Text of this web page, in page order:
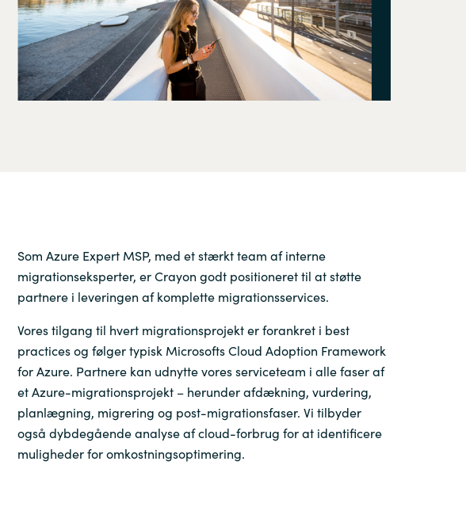
Indonesia
Latvia
Serbia
Spain
Switzerland
United States
Som Azure Expert MSP, med et stærkt team af interne
migrationseksperter, er Crayon godt positioneret til at støtte
partnere i leveringen af komplette migrationsservices.
Vores tilgang til hvert migrationsprojekt er forankret i best
practices og følger typisk Microsofts Cloud Adoption Framework
for Azure. Partnere kan udnytte vores serviceteam i alle faser af
et Azure-migrationsprojekt – herunder afdækning, vurdering,
planlægning, migrering og post-migrationsfaser. Vi tilbyder
også dybdegående analyse af cloud-forbrug for at identificere
muligheder for omkostningsoptimering.